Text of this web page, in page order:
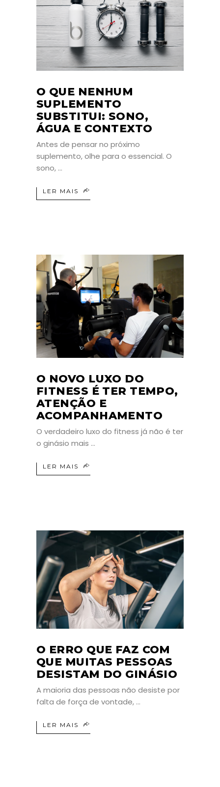
O QUE NENHUM
SUPLEMENTO
SUBSTITUI: SONO,
ÁGUA E CONTEXTO
Antes de pensar no próximo
suplemento, olhe para o essencial. O
sono,
LER MAIS
O NOVO LUXO DO
FITNESS É TER TEMPO,
ATENÇÃO E
ACOMPANHAMENTO
O verdadeiro luxo do fitness já não é ter
o ginásio mais
LER MAIS
O ERRO QUE FAZ COM
QUE MUITAS PESSOAS
DESISTAM DO GINÁSIO
A maioria das pessoas não desiste por
falta de força de vontade,
LER MAIS